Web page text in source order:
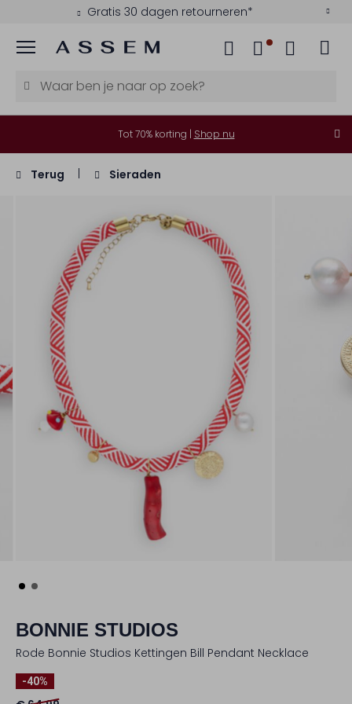
Gratis 30 dagen retourneren*
Menu
Tot 70% korting | Shop nu
Terug Sieraden
BONNIE STUDIOS
Rode Bonnie Studios Kettingen Bill Pendant Necklace
-40%